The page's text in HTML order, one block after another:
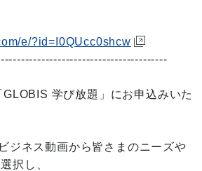
e/?id=I0QUcc0shcw
GLOBIS 学び放題」にお申込みいた
ジネス動画から皆さまのニーズや
択し、